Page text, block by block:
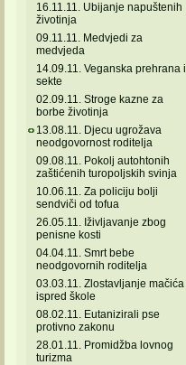
16.11.11. Ubijanje napuštenih
životinja
09.11.11. Medvjedi za
medvjeda
14.09.11. Veganska prehrana i
sekte
02.09.11. Stroge kazne za
borbe životinja
13.08.11. Djecu ugrožava
neodgovornost roditelja
09.08.11. Pokolj autohtonih
zaštićenih turopoljskih svinja
10.06.11. Za policiju bolji
sendviči od tofua
26.05.11. Iživljavanje zbog
penisne kosti
04.04.11. Smrt bebe
neodgovornih roditelja
03.03.11. Zlostavljanje mačića
ispred škole
08.02.11. Eutanizirali pse
protivno zakonu
28.01.11. Promidžba lovnog
turizma